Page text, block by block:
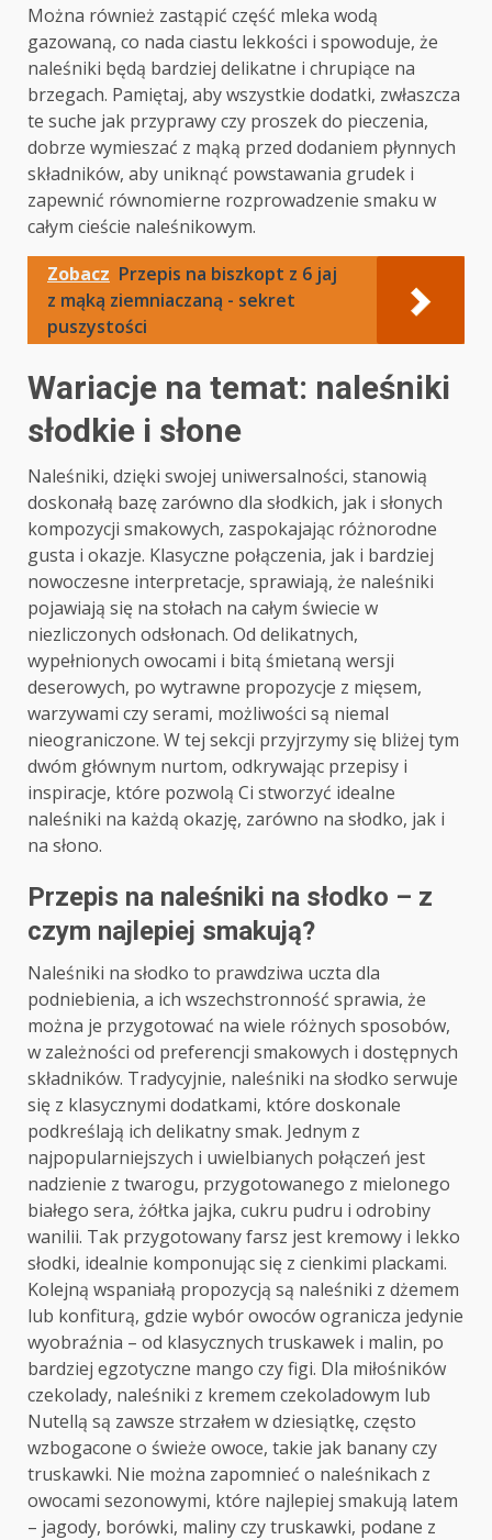
Można również zastąpić część mleka wodą
gazowaną, co nada ciastu lekkości i spowoduje, że
naleśniki będą bardziej delikatne i chrupiące na
brzegach. Pamiętaj, aby wszystkie dodatki, zwłaszcza
te suche jak przyprawy czy proszek do pieczenia,
dobrze wymieszać z mąką przed dodaniem płynnych
składników, aby uniknąć powstawania grudek i
zapewnić równomierne rozprowadzenie smaku w
całym cieście naleśnikowym.
Zobacz Przepis na biszkopt z 6 jaj
z mąką ziemniaczaną - sekret
puszystości
Wariacje na temat: naleśniki
słodkie i słone
Naleśniki, dzięki swojej uniwersalności, stanowią
doskonałą bazę zarówno dla słodkich, jak i słonych
kompozycji smakowych, zaspokajając różnorodne
gusta i okazje. Klasyczne połączenia, jak i bardziej
nowoczesne interpretacje, sprawiają, że naleśniki
pojawiają się na stołach na całym świecie w
niezliczonych odsłonach. Od delikatnych,
wypełnionych owocami i bitą śmietaną wersji
deserowych, po wytrawne propozycje z mięsem,
warzywami czy serami, możliwości są niemal
nieograniczone. W tej sekcji przyjrzymy się bliżej tym
dwóm głównym nurtom, odkrywając przepisy i
inspiracje, które pozwolą Ci stworzyć idealne
naleśniki na każdą okazję, zarówno na słodko, jak i
na słono.
Przepis na naleśniki na słodko – z
czym najlepiej smakują?
Naleśniki na słodko to prawdziwa uczta dla
podniebienia, a ich wszechstronność sprawia, że
można je przygotować na wiele różnych sposobów,
w zależności od preferencji smakowych i dostępnych
składników. Tradycyjnie, naleśniki na słodko serwuje
się z klasycznymi dodatkami, które doskonale
podkreślają ich delikatny smak. Jednym z
najpopularniejszych i uwielbianych połączeń jest
nadzienie z twarogu, przygotowanego z mielonego
białego sera, żółtka jajka, cukru pudru i odrobiny
wanilii. Tak przygotowany farsz jest kremowy i lekko
słodki, idealnie komponując się z cienkimi plackami.
Kolejną wspaniałą propozycją są naleśniki z dżemem
lub konfiturą, gdzie wybór owoców ogranicza jedynie
wyobraźnia – od klasycznych truskawek i malin, po
bardziej egzotyczne mango czy figi. Dla miłośników
czekolady, naleśniki z kremem czekoladowym lub
Nutellą są zawsze strzałem w dziesiątkę, często
wzbogacone o świeże owoce, takie jak banany czy
truskawki. Nie można zapomnieć o naleśnikach z
owocami sezonowymi, które najlepiej smakują latem
– jagody, borówki, maliny czy truskawki, podane z